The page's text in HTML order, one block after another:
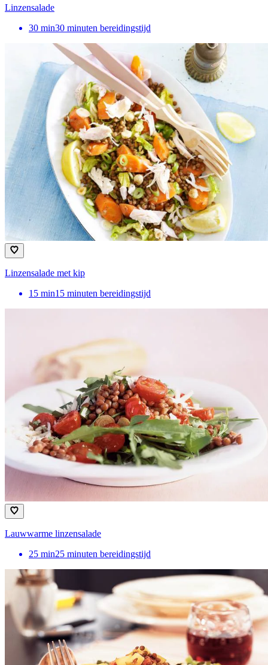
Linzensalade
30 min30 minuten bereidingstijd
Linzensalade met kip
15 min15 minuten bereidingstijd
Lauwwarme linzensalade
25 min25 minuten bereidingstijd